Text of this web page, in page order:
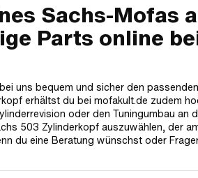
Sachs-Mofas
Parts online
uns bequem und sicher den
erhältst du bei mofakult.de zudem
oder den Tuningumbau an
503 Zylinderkopf auszuwählen, der
du eine Beratung wünschst oder